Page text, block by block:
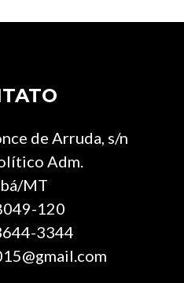
de Arruda, s/n
Adm.
MT
120
3344